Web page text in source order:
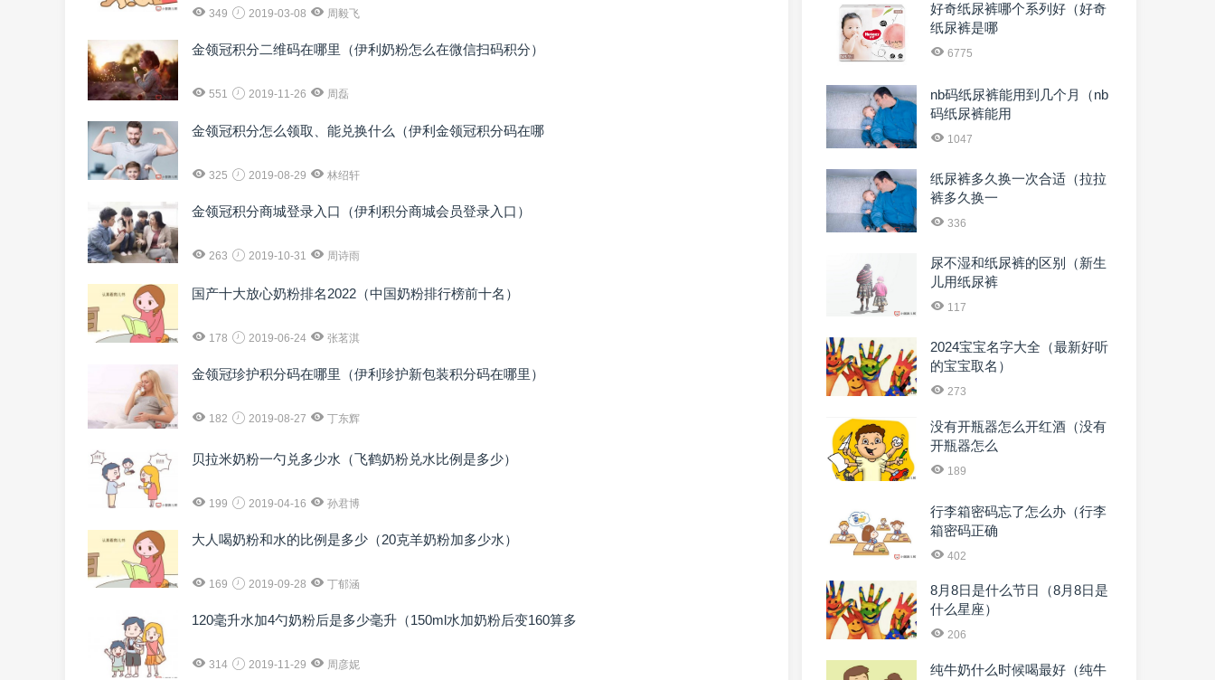
349 2019-03-08 周毅飞
金领冠积分二维码在哪里（伊利奶粉怎么在微信扫码积分）
551 2019-11-26 周磊
金领冠积分怎么领取、能兑换什么（伊利金领冠积分码在哪
325 2019-08-29 林绍轩
金领冠积分商城登录入口（伊利积分商城会员登录入口）
263 2019-10-31 周诗雨
国产十大放心奶粉排名2022（中国奶粉排行榜前十名）
178 2019-06-24 张茗淇
金领冠珍护积分码在哪里（伊利珍护新包装积分码在哪里）
182 2019-08-27 丁东辉
贝拉米奶粉一勺兑多少水（飞鹤奶粉兑水比例是多少）
199 2019-04-16 孙君博
大人喝奶粉和水的比例是多少（20克羊奶粉加多少水）
169 2019-09-28 丁郁涵
120毫升水加4勺奶粉后是多少毫升（150ml水加奶粉后变160算多
314 2019-11-29 周彦妮
好奇纸尿裤哪个系列好（好奇
纸尿裤是哪
6775
nb码纸尿裤能用到几个月（nb
码纸尿裤能用
1047
纸尿裤多久换一次合适（拉拉
裤多久换一
336
尿不湿和纸尿裤的区别（新生
儿用纸尿裤
117
2024宝宝名字大全（最新好听
的宝宝取名）
273
没有开瓶器怎么开红酒（没有
开瓶器怎么
189
行李箱密码忘了怎么办（行李
箱密码正确
402
8月8日是什么节日（8月8日是
什么星座）
206
纯牛奶什么时候喝最好（纯牛